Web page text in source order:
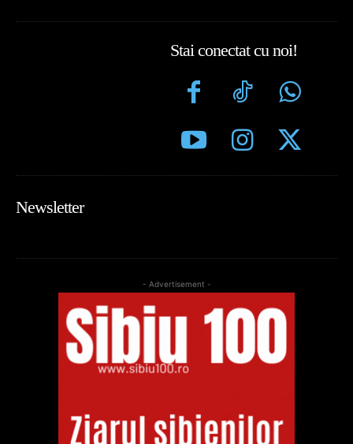
Stai conectat cu noi!
Newsletter
- Advertisement -